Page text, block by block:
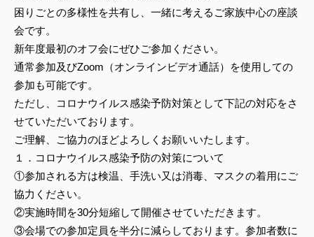
困りごとの多様性を共有し、一緒に考えるご家族中心の座談
会です。
新年度最初のオフ会にぜひご参加ください。
通常参加及びZoom（オンラインビデオ通話）を使用しての
参加も可能です。
ただし、コロナウイルス感染予防対策として下記の対応をさ
せていただいております。
ご理解、ご協力のほどよろしくお願いいたします。
１．コロナウイルス感染予防の対策について
①参加される方は検温、手洗い又は消毒、マスクの着用にご
協力ください。
②実施時間を30分短縮して開催させていただきます。
③会場での参加定員を半分に減らしております。参加者数に